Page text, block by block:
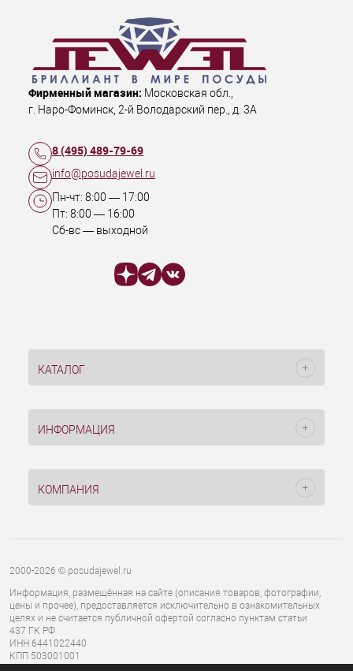
Фирменный магазин: Московская обл.,
г. Наро-Фоминск, 2-й Володарский пер., д. 3А
8 (495) 489-79-69
info@posudajewel.ru
Пн-чт: 8:00 — 17:00
Пт: 8:00 — 16:00
Сб-вс — выходной
КАТАЛОГ
ИНФОРМАЦИЯ
КОМПАНИЯ
2000-2026 © posudajewel.ru
Информация, размещённая на сайте (описания товаров, фотографии,
цены и прочее), предоставляется исключительно в ознакомительных
целях и не считается публичной офертой согласно пунктам статьи
437 ГК РФ
ИНН 6441022440
КПП 503001001